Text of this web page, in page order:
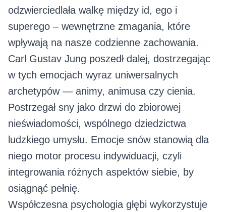
odzwierciedlała walkę między id, ego i
superego – wewnętrzne zmagania, które
wpływają na nasze codzienne zachowania.
Carl Gustav Jung poszedł dalej, dostrzegając
w tych emocjach wyraz uniwersalnych
archetypów — animy, animusa czy cienia.
Postrzegał sny jako drzwi do zbiorowej
nieświadomości, wspólnego dziedzictwa
ludzkiego umysłu. Emocje snów stanowią dla
niego motor procesu indywiduacji, czyli
integrowania różnych aspektów siebie, by
osiągnąć pełnię.
Współczesna psychologia głębi wykorzystuje